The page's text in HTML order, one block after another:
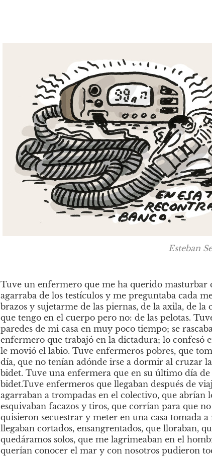
Esteban
Tuve un enfermero que me ha querido masturbar
agarraba de los testículos y me preguntaba cada
brazos y sujetarme de las piernas, de la axila, de
que tengo en el cuerpo pero no: de las pelotas.
paredes de mi casa en muy poco tiempo; se
enfermero que trabajó en la dictadura; lo confesó
le movió el labio. Tuve enfermeros pobres, que
día, que no tenían adónde irse a dormir al cruzar
bidet. Tuve una enfermera que en su último día
bidet.Tuve enfermeros que llegaban después de
agarraban a trompadas en el colectivo, que abrían
esquivaban facazos y tiros, que corrían para que
quisieron secuestrar y meter en una casa tomada
llegaban cortados, ensangrentados, que lloraban,
quedáramos solos, que me lagrimeaban en el
querían conocer el mar y con nosotros pudieron